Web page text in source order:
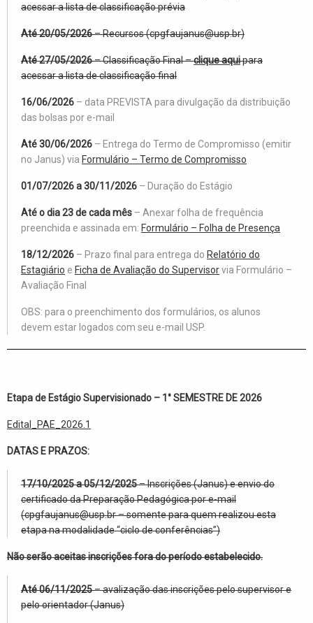
acessar a lista de classificação prévia
Até 20/05/2026– Recursos (cpgfaujanus@usp.br)
Até 27/05/2026– Classificação Final –clique aquipara
acessar a lista de classificação final
16/06/2026 – data PREVISTA para divulgação da distribuição
das bolsas por e-mail
Até 30/06/2026 – Entrega do Termo de Compromisso (emitir
no Janus) via Formulário – Termo de Compromisso
01/07/2026 a 30/11/2026 – Duração do Estágio
Até o dia 23 de cada mês – Anexar folha de frequência
preenchida e assinada em: Formulário – Folha de Presença
18/12/2026 – Prazo final para entrega do Relatório do
Estagiário e Ficha de Avaliação do Supervisorvia Formulário –
Avaliação Final
OBS: para o preenchimento dos formulários, os alunos
devem estar logados com seu e-mail USP.
Etapa de Estágio Supervisionado – 1° SEMESTRE DE 2026
Edital_PAE_2026.1
DATAS E PRAZOS:
17/10/2025 a 05/12/2025– Inscrições (Janus) e envio do
certificado da Preparação Pedagógica por e-mail
(cpgfaujanus@usp.br – somente para quem realizou esta
etapa na modalidade “ciclo de conferências”)
Não serão aceitas inscrições fora do período estabelecido.
Até 06/11/2025– avalização das inscrições pelo supervisor e
pelo orientador (Janus)